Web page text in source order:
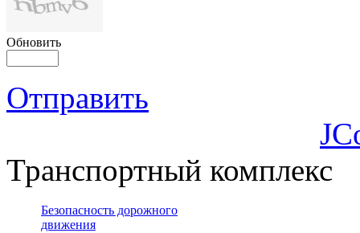
Обновить
Отправить
Транспортный комплекс
Безопасность дорожного
движения